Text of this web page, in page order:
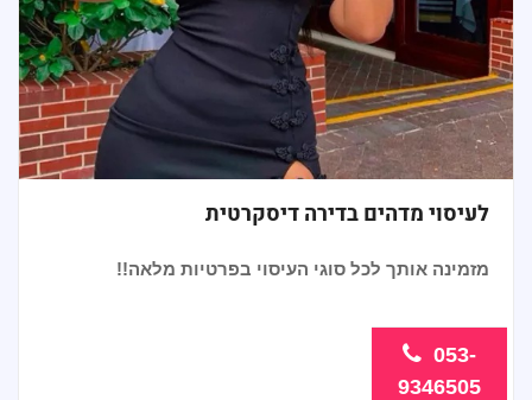
לעיסוי מדהים בדירה דיסקרטית
מזמינה אותך לכל סוגי העיסוי בפרטיות מלאה!!
053-
9346505